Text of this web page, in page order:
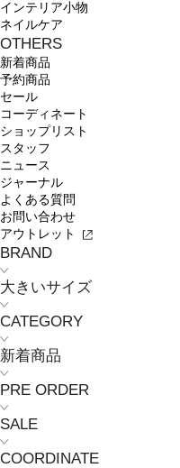
インテリア小物
ネイルケア
OTHERS
新着商品
予約商品
セール
コーディネート
ショップリスト
スタッフ
ニュース
ジャーナル
よくある質問
お問い合わせ
アウトレット
BRAND
大きいサイズ
CATEGORY
新着商品
PRE ORDER
SALE
COORDINATE